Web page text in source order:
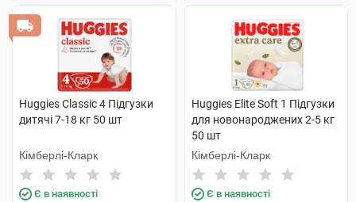
Huggies Classic 4 Підгузки
дитячі 7-18 кг 50 шт
Кімберлі-Кларк
Є в наявності
Huggies Elite Soft 1 Підгузки
для новонароджених 2-5 кг
50 шт
Кімберлі-Кларк
Є в наявності